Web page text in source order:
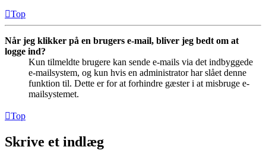
Top
Når jeg klikker på en brugers e-mail, bliver jeg bedt om at
logge ind?
Kun tilmeldte brugere kan sende e-mails via det indbyggede
e-mailsystem, og kun hvis en administrator har slået denne
funktion til. Dette er for at forhindre gæster i at misbruge e-
mailsystemet.
Top
Skrive et indlæg